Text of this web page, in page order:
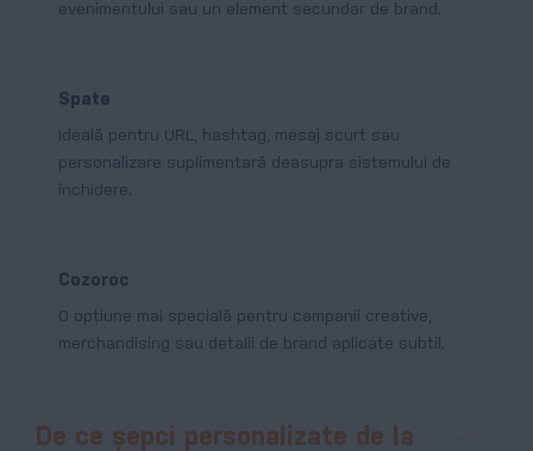
evenimentului sau un element secundar de brand.
Spate
Ideală pentru URL, hashtag, mesaj scurt sau
personalizare suplimentară deasupra sistemului de
închidere.
Cozoroc
O opțiune mai specială pentru campanii creative,
merchandising sau detalii de brand aplicate subtil.
De ce șepci personalizate de la